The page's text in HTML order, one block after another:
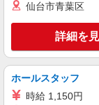
アルバイト パート
日研トータルソー
ス【看護助手】
仙台市青葉区
詳細を
ホールスタッフ
時給 1,150円